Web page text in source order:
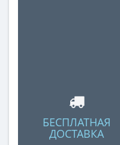
БЕСПЛАТНАЯ
ДОСТАВКА